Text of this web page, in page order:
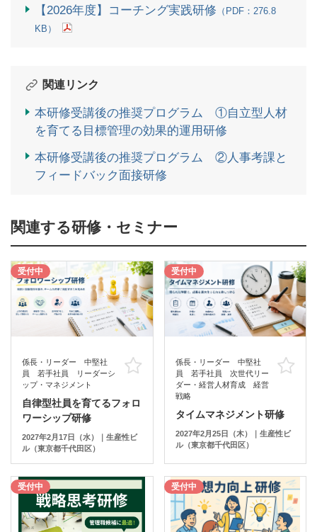
【2026年度】コーチング実践研修 （PDF：276.8
KB）
関連リンク
本研修受講後の推奨プログラム ①自立型人材
を育てる目標管理の効果的運用研修
本研修受講後の推奨プログラム ②人事考課と
フィードバック面接研修
関連する研修・セミナー
受付中
係長・リーダー 中堅社
員 若手社員 リーダーシ
ップ・マネジメント
お気に入り
自律型社員を育てるフォロ
ワーシップ研修
2027年2月17日（水）｜生産性ビ
ル（東京都千代田区）
受付中
係長・リーダー 中堅社
員 若手社員 次世代リー
ダー・経営人材育成 経営
戦略
タイムマネジメント研修
2027年2月25日（木）｜生産性ビ
ル（東京都千代田区）
受付中 受付中